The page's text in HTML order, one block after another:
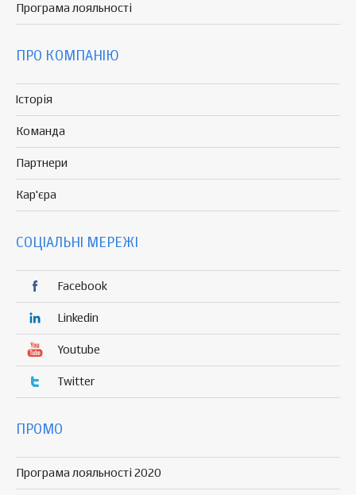
Програма лояльності
ПРО КОМПАНІЮ
Історія
Команда
Партнери
Кар'єра
СОЦІАЛЬНІ МЕРЕЖІ
Facebook
Linkedin
Youtube
Twitter
ПРОМО
Програма лояльності 2020